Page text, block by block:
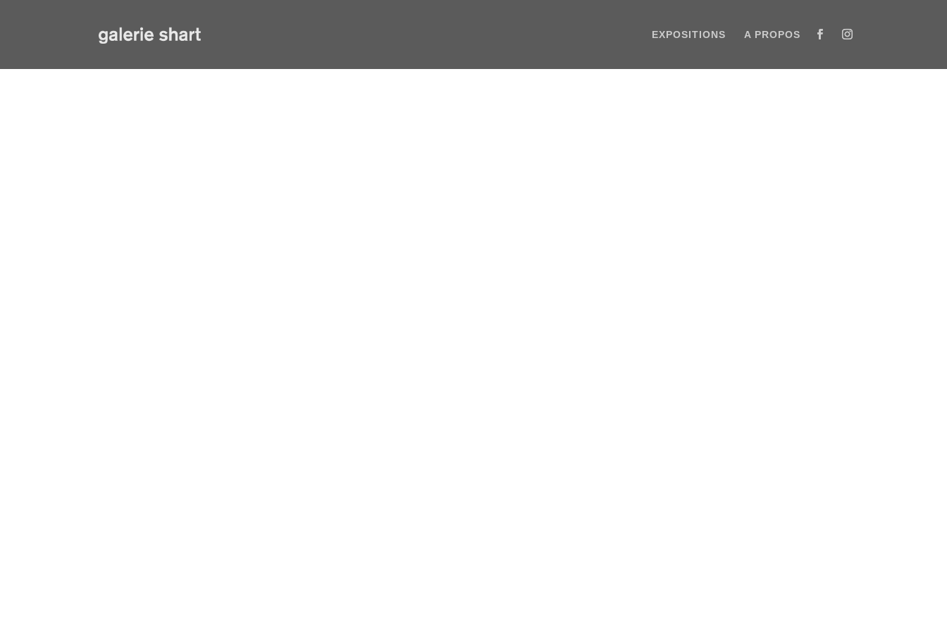
EXPOSITIONS A PROPOS